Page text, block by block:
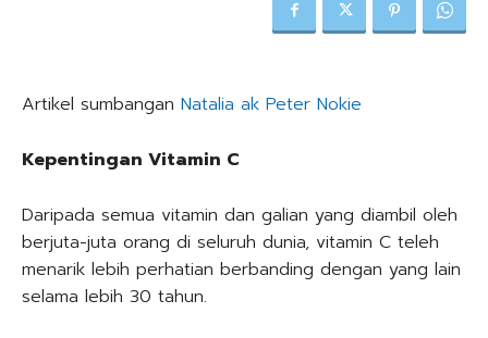
Artikel sumbangan Natalia ak Peter Nokie
Kepentingan Vitamin C
Daripada semua vitamin dan galian yang diambil oleh
berjuta-juta orang di seluruh dunia, vitamin C teleh
menarik lebih perhatian berbanding dengan yang lain
selama lebih 30 tahun.